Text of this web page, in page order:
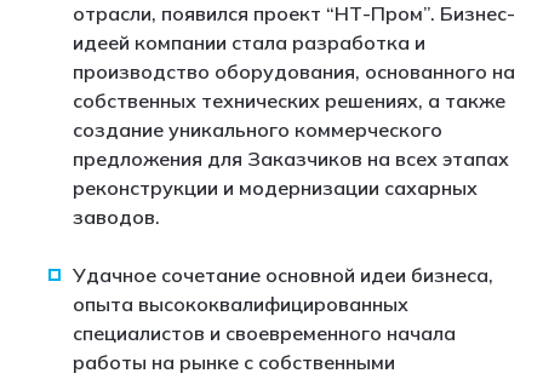
отрасли, появился проект “НТ-Пром”. Бизнес-
идеей компании стала разработка и
производство оборудования, основанного на
собственных технических решениях, а также
создание уникального коммерческого
предложения для Заказчиков на всех этапах
реконструкции и модернизации сахарных
заводов.
Удачное сочетание основной идеи бизнеса,
опыта высококвалифицированных
специалистов и своевременного начала
работы на рынке с собственными